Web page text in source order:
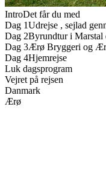
IntroDet får du med
Dag 1Udrejse , sejlad
Dag 2Byrundtur i
Dag 3Ærø Bryggeri og
Dag 4Hjemrejse
Luk dagsprogram
Vejret på rejsen
Danmark
Ærø